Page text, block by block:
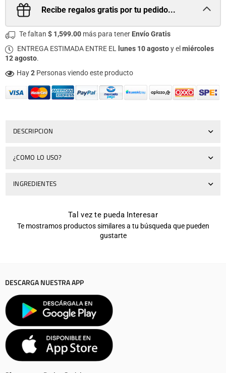
Recibe regalos gratis por tu pedido...
Te faltan $ 1,599.00 más para tener Envío Gratis
ENTREGA ESTIMADA ENTRE EL
lunes 10 agostoy el miércoles
12 agosto.
Hay2 Personas viendo este producto
DESCRIPCION
¿COMO LO USO?
INGREDIENTES
Tal vez te pueda Interesar
Te mostramos productos similares a tu búsqueda que pueden
gustarte
DESCARGA NUESTRA APP